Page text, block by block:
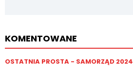
KOMENTOWANE
OSTATNIA PROSTA - SAMORZĄD 2024